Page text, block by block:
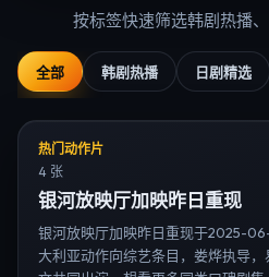
按标签快速筛选韩剧热播
全部 韩剧热播 日剧精选
热门动作片
4 张
银河放映厅加映昨日重现
银河放映厅加映昨日重现于2025-
大利亚动作向综艺条目，娄烨执导